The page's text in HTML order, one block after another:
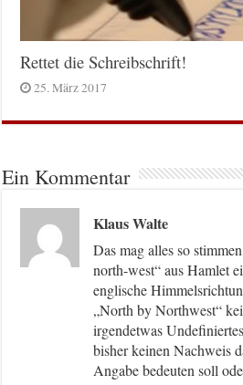
Rettet die Schreibschrift!
25. März 2017
Ein Kommentar
Klaus Walte
Das mag alles so
north-west“ aus Hamlet
englische
„North by Northwest“
irgendetwas
bisher keinen Nachweis
Angabe bedeuten soll